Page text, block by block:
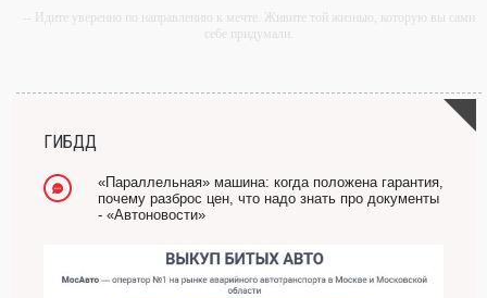
-- Идите уверенно по направлению к мечте. Живите той жизнью, которую вы сами
себе придумали.
-- Лучшее, что можно сделать с хорошим советом, это пропустить его мимо ушей.
Он никогда не бывает полезен никому, кроме того, кто его дал.
ГИБДД
«Параллельная» машина: когда положена гарантия,
почему разброс цен, что надо знать про документы
- «Автоновости»